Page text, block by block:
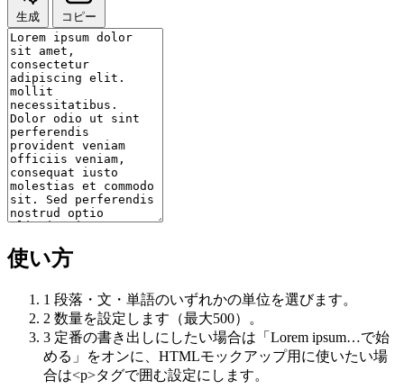
生成 コピー
使い方
1 段落・文・単語のいずれかの単位を選びます。
2 数量を設定します（最大500）。
3 定番の書き出しにしたい場合は「Lorem ipsum…で始
める」をオンに、HTMLモックアップ用に使いたい場
合は<p>タグで囲む設定にします。